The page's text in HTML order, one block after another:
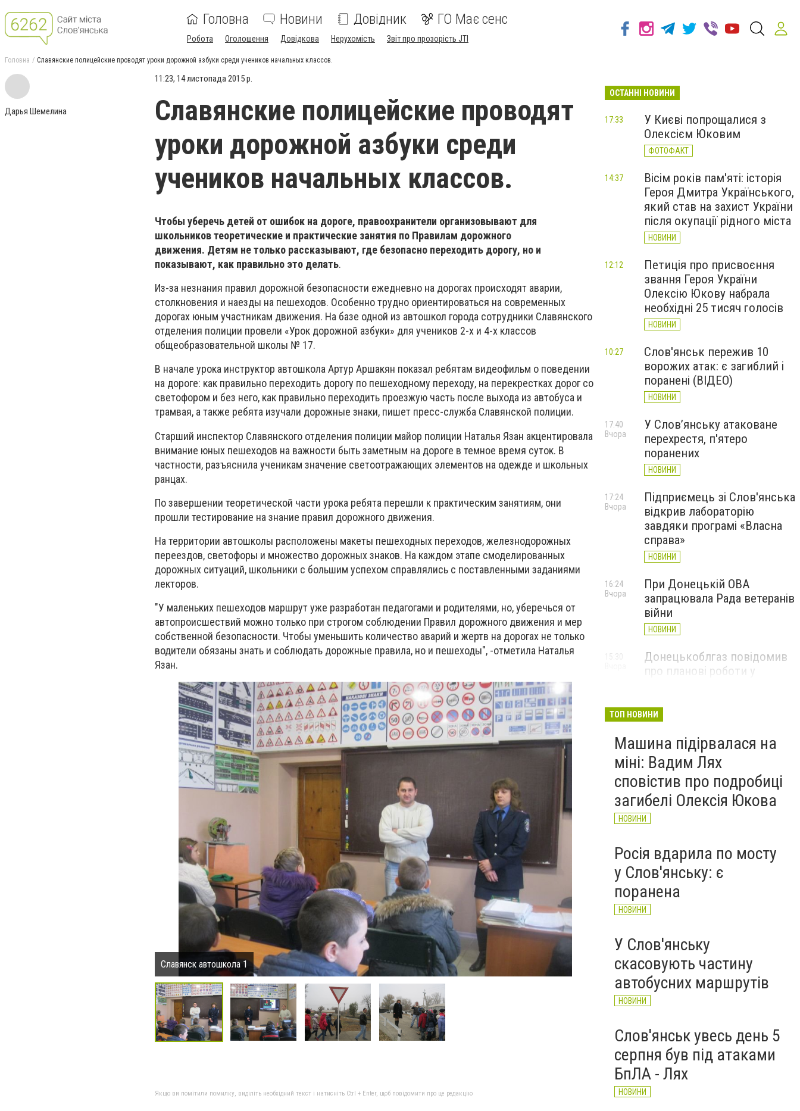
Головна Новини Довідник ГО Має сенс
Робота Оголошення Довідкова Нерухомість Звіт про прозорість JTI
Головна Славянские полицейские проводят уроки дорожной азбуки среди учеников начальных классов.
Дарья Шемелина
11:23, 14 листопада 2015 р.
Славянские полицейские проводят
уроки дорожной азбуки среди
учеников начальных классов.
Чтобы уберечь детей от ошибок на дороге, правоохранители организовывают для
школьников теоретические и практические занятия по Правилам дорожного
движения. Детям не только рассказывают, где безопасно переходить дорогу, но и
показывают, как правильно это делать.
Из-за незнания правил дорожной безопасности ежедневно на дорогах происходят аварии,
столкновения и наезды на пешеходов. Особенно трудно ориентироваться на современных
дорогах юным участникам движения. На базе одной из автошкол города сотрудники Славянского
отделения полиции провели «Урок дорожной азбуки» для учеников 2-х и 4-х классов
общеобразовательной школы № 17.
В начале урока инструктор автошкола Артур Аршакян показал ребятам видеофильм о поведении
на дороге: как правильно переходить дорогу по пешеходному переходу, на перекрестках дорог со
светофором и без него, как правильно переходить проезжую часть после выхода из автобуса и
трамвая, а также ребята изучали дорожные знаки, пишет пресс-служба Славянской полиции.
Старший инспектор Славянского отделения полиции майор полиции Наталья Язан акцентировала
внимание юных пешеходов на важности быть заметным на дороге в темное время суток. В
частности, разъяснила ученикам значение светоотражающих элементов на одежде и школьных
ранцах.
По завершении теоретической части урока ребята перешли к практическим занятиям, они
прошли тестирование на знание правил дорожного движения.
На территории автошколы расположены макеты пешеходных переходов, железнодорожных
переездов, светофоры и множество дорожных знаков. На каждом этапе смоделированных
дорожных ситуаций, школьники с большим успехом справлялись с поставленными заданиями
лекторов.
"У маленьких пешеходов маршрут уже разработан педагогами и родителями, но, уберечься от
автопроисшествий можно только при строгом соблюдении Правил дорожного движения и мер
собственной безопасности. Чтобы уменьшить количество аварий и жертв на дорогах не только
водители обязаны знать и соблюдать дорожные правила, но и пешеходы", -отметила Наталья
Язан.
Славянск автошкола 1 Славянск автошкола 2
Якщо ви помітили помилку, виділіть необхідний текст і натисніть Ctrl + Enter, щоб повідомити про це редакцію
ОСТАННІ НОВИНИ
У Києві попрощалися з
Олексієм Юковим
ФОТОФАКТ
17:33
Вісім років пам'яті: історія
Героя Дмитра Українського,
який став на захист України
після окупації рідного міста
НОВИНИ
14:37
Петиція про присвоєння
звання Героя України
Олексію Юкову набрала
необхідні 25 тисяч голосів
НОВИНИ
12:12
Слов'янськ пережив 10
ворожих атак: є загиблий і
поранені (ВІДЕО)
НОВИНИ
10:27
У Слов’янську атаковане
перехрестя, п'ятеро
поранених
НОВИНИ
17:40
Вчора
Підприємець зі Слов'янська
відкрив лабораторію
завдяки програмі «Власна
справа»
НОВИНИ
17:24
Вчора
При Донецькій ОВА
запрацювала Рада ветеранів
війни
НОВИНИ
16:24
Вчора
Донецькоблгаз повідомив
про планові роботи у
НОВИНИ
15:30
ТОП НОВИНИ
Машина підірвалася на
міні: Вадим Лях
сповістив про подробиці
загибелі Олексія Юкова
НОВИНИ
Росія вдарила по мосту
у Слов'янську: є
поранена
НОВИНИ
У Слов'янську
скасовують частину
автобусних маршрутів
НОВИНИ
Слов'янськ увесь день 5
серпня був під атаками
БпЛА - Лях
НОВИНИ